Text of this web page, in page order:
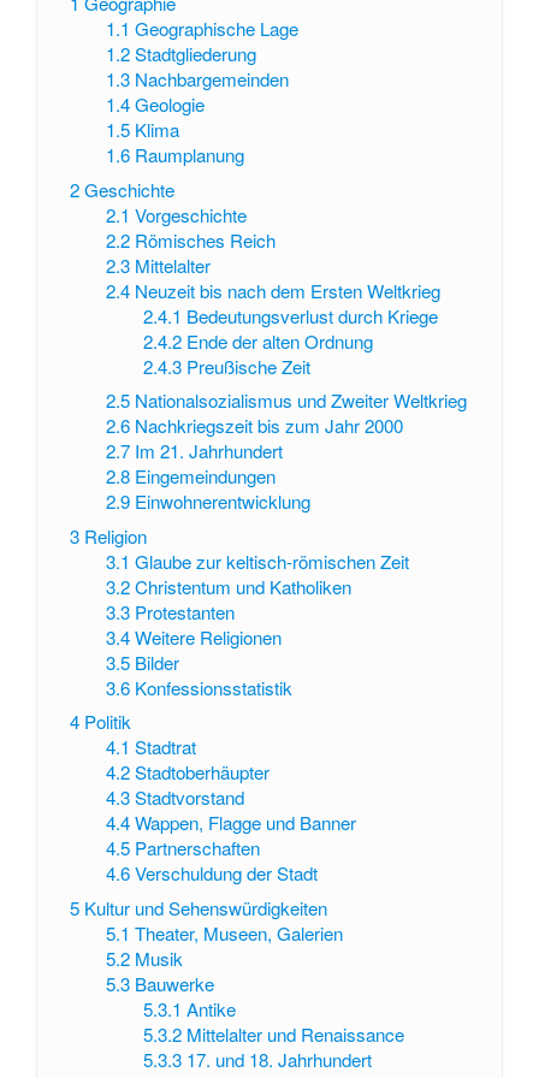
1.1 Geographische Lage
1.2 Stadtgliederung
1.3 Nachbargemeinden
1.4 Geologie
1.5 Klima
1.6 Raumplanung
2Geschichte
2.1 Vorgeschichte
2.2 Römisches Reich
2.3 Mittelalter
2.4 Neuzeit bis nach dem Ersten Weltkrieg
2.4.1 Bedeutungsverlust durch Kriege
2.4.2 Ende der alten Ordnung
2.4.3 Preußische Zeit
2.5 Nationalsozialismus und Zweiter Weltkrieg
2.6 Nachkriegszeit bis zum Jahr 2000
2.7 Im 21. Jahrhundert
2.8 Eingemeindungen
2.9 Einwohnerentwicklung
3 Religion
3.1 Glaube zur keltisch-römischen Zeit
3.2 Christentum und Katholiken
3.3 Protestanten
3.4 Weitere Religionen
3.5 Bilder
3.6 Konfessionsstatistik
4 Politik
4.1 Stadtrat
4.2 Stadtoberhäupter
4.3 Stadtvorstand
4.4 Wappen, Flagge und Banner
4.5 Partnerschaften
4.6 Verschuldung der Stadt
5 Kultur und Sehenswürdigkeiten
5.1 Theater, Museen, Galerien
5.2 Musik
5.3 Bauwerke
5.3.1 Antike
5.3.2 Mittelalter und Renaissance
5.3.3 17. und 18. Jahrhundert